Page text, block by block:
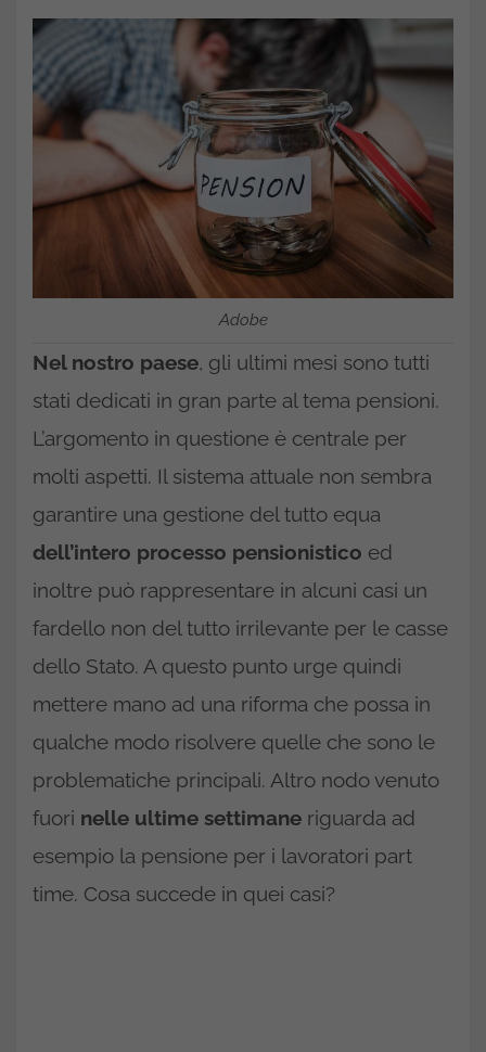
Adobe
Nel nostro paese, gli ultimi mesi sono tutti
stati dedicati in gran parte al tema pensioni.
L’argomento in questione è centrale per
molti aspetti. Il sistema attuale non sembra
garantire una gestione del tutto equa
dell’intero processo pensionistico ed
inoltre può rappresentare in alcuni casi un
fardello non del tutto irrilevante per le casse
dello Stato. A questo punto urge quindi
mettere mano ad una riforma che possa in
qualche modo risolvere quelle che sono le
problematiche principali. Altro nodo venuto
fuori nelle ultime settimane riguarda ad
esempio la pensione per i lavoratori part
time. Cosa succede in quei casi?